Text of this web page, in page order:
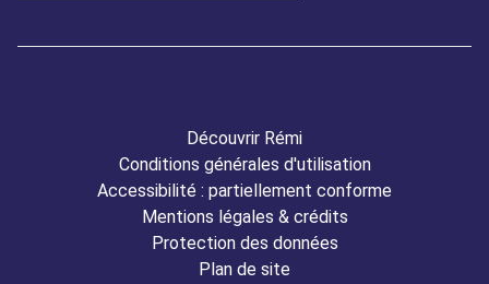
Découvrir Rémi
Conditions générales d'utilisation
Accessibilité : partiellement conforme
Mentions légales & crédits
Protection des données
Plan de site